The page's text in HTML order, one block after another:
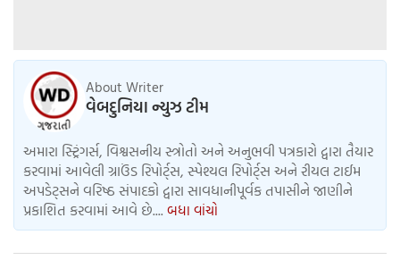
About Writer
વેબદુનિયા ન્યુઝ ટીમ
અમારા સ્ટ્રિંગર્સ, વિશ્વસનીય સ્ત્રોતો અને અનુભવી પત્રકારો દ્વારા તૈયાર
કરવામાં આવેલી ગ્રાઉંડ રિપોર્ટ્સ, સ્પેશ્યલ રિપોર્ટ્સ અને રીયલ ટાઈમ
અપડેટ્સને વરિષ્ઠ સંપાદકો દ્વારા સાવધાનીપૂર્વક તપાસીને જાણીને
પ્રકાશિત કરવામાં આવે છે.... બધા વાંચો